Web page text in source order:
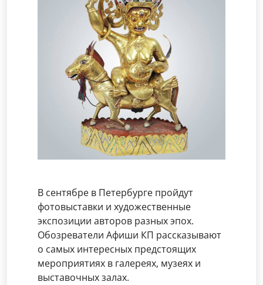
В сентябре в Петербурге пройдут
фотовыставки и художественные
экспозиции авторов разных эпох.
Обозреватели Афиши КП рассказывают
о самых интересных предстоящих
мероприятиях в галереях, музеях и
выставочных залах.